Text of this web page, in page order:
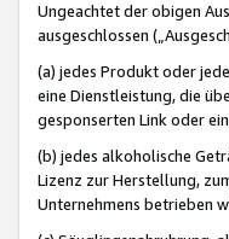
Ungeachtet der obigen
ausgeschlossen
(a) jedes Produkt oder
eine Dienstleistung, die
gesponserten Link oder
(b) jedes alkoholische
Lizenz zur Herstellung,
Unternehmens betrieben